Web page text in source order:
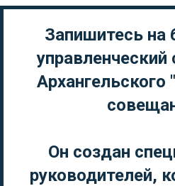
Запишитесь на
управленческий
Архангельского
Он создан
руководителей,